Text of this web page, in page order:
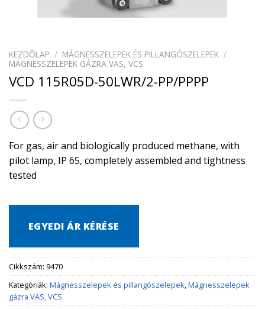
KEZDŐLAP / MÁGNESSZELEPEK ÉS PILLANGÓSZELEPEK /
MÁGNESSZELEPEK GÁZRA VAS, VCS
VCD 115R05D-50LWR/2-PP/PPPP
For gas, air and biologically produced methane, with
pilot lamp, IP 65, completely assembled and tightness
tested
EGYEDI ÁR KÉRÉSE
Cikkszám: 9470
Kategóriák: Mágnesszelepek és pillangószelepek,Mágnesszelepek
gázra VAS, VCS